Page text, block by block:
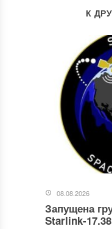
К
08.08.2026
Запущена
Starlink-17.38